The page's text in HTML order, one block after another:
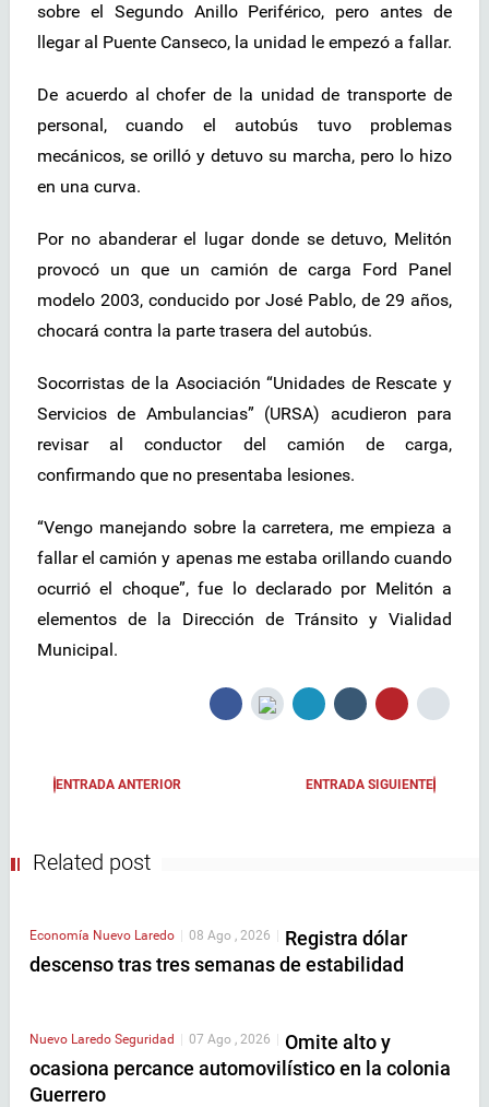
sobre el Segundo Anillo Periférico, pero antes de
llegar al Puente Canseco, la unidad le empezó a fallar.
De acuerdo al chofer de la unidad de transporte de
personal, cuando el autobús tuvo problemas
mecánicos, se orilló y detuvo su marcha, pero lo hizo
en una curva.
Por no abanderar el lugar donde se detuvo, Melitón
provocó un que un camión de carga Ford Panel
modelo 2003, conducido por José Pablo, de 29 años,
chocará contra la parte trasera del autobús.
Socorristas de la Asociación “Unidades de Rescate y
Servicios de Ambulancias” (URSA) acudieron para
revisar al conductor del camión de carga,
confirmando que no presentaba lesiones.
“Vengo manejando sobre la carretera, me empieza a
fallar el camión y apenas me estaba orillando cuando
ocurrió el choque”, fue lo declarado por Melitón a
elementos de la Dirección de Tránsito y Vialidad
Municipal.
ENTRADA ANTERIOR ENTRADA SIGUIENTE
Related post
Economía Nuevo Laredo 08 Ago , 2026
Registra dólar
descenso tras tres semanas de estabilidad
Nuevo Laredo Seguridad | 07 Ago , 2026 | Omite alto y
ocasiona percance automovilístico en la colonia
Guerrero